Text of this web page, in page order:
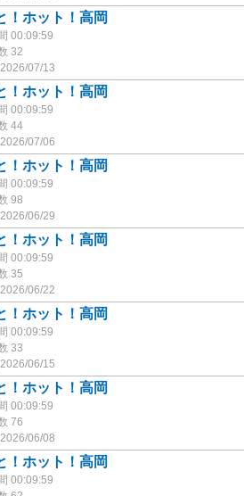
！ホット！高岡
00:09:59
32
07/13
！ホット！高岡
00:09:59
44
07/06
！ホット！高岡
00:09:59
98
06/29
！ホット！高岡
00:09:59
35
06/22
！ホット！高岡
00:09:59
33
06/15
！ホット！高岡
00:09:59
76
06/08
！ホット！高岡
00:09:59